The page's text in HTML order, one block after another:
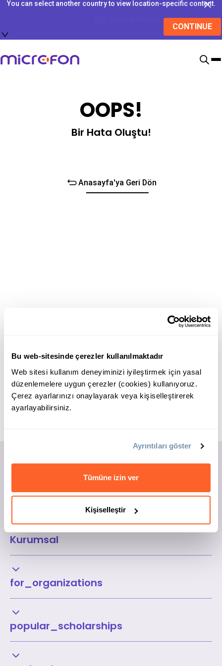
Bu web-sitesinde çerezler kullanılmaktadır
Web sitesi kullanım deneyiminizi iyileştirmek için yasal
düzenlemelere uygun çerezler (cookies) kullanıyoruz.
Çerez ayarlarınızı onaylayarak veya kişiselleştirerek
ayarlayabilirsiniz.
Ayrıntıları göster
Tümüne izin ver
Kişiselleştir
You can select another country to view location-specific content.
CONTINUE
OOPS!
Bir Hata Oluştu!
Anasayfa'ya Geri Dön
Kurumsal
for_organizations
popular_scholarships